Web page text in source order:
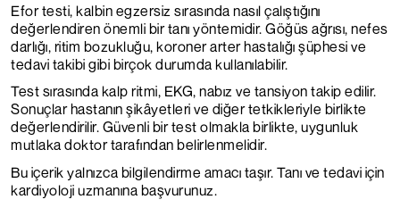
Efor testi, kalbin egzersiz sırasında nasıl çalıştığını
değerlendiren önemli bir tanı yöntemidir. Göğüs ağrısı, nefes
darlığı, ritim bozukluğu, koroner arter hastalığı şüphesi ve
tedavi takibi gibi birçok durumda kullanılabilir.
Test sırasında kalp ritmi, EKG, nabız ve tansiyon takip edilir.
Sonuçlar hastanın şikâyetleri ve diğer tetkikleriyle birlikte
değerlendirilir. Güvenli bir test olmakla birlikte, uygunluk
mutlaka doktor tarafından belirlenmelidir.
Bu içerik yalnızca bilgilendirme amacı taşır. Tanı ve tedavi için
kardiyoloji uzmanına başvurunuz.